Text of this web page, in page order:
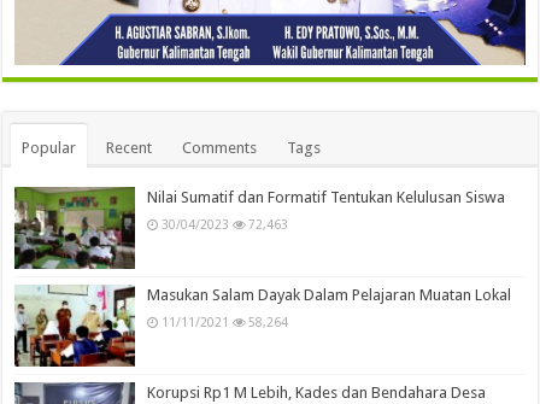
Popular Recent Comments Tags
Nilai Sumatif dan Formatif Tentukan Kelulusan Siswa
30/04/2023 72,463
Masukan Salam Dayak Dalam Pelajaran Muatan Lokal
11/11/2021 58,264
Korupsi Rp1 M Lebih, Kades dan Bendahara Desa